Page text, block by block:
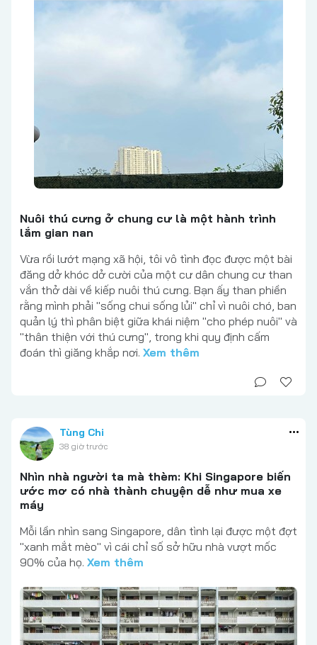
Nuôi thú cưng ở chung cư là một hành trình
lắm gian nan
Vừa rồi lướt mạng xã hội, tôi vô tình đọc được một bài
đăng dở khóc dở cười của một cư dân chung cư than
vắn thở dài về kiếp nuôi thú cưng. Bạn ấy than phiền
rằng mình phải "sống chui sống lủi" chỉ vì nuôi chó, ban
quản lý thì phân biệt giữa khái niệm "cho phép nuôi" và
"thân thiện với thú cưng", trong khi quy định cấm
đoán thì giăng khắp nơi. Xem thêm
Tùng Chi
38 giờ trước
Nhìn nhà người ta mà thèm: Khi Singapore biến
ước mơ có nhà thành chuyện dễ như mua xe
máy
Mỗi lần nhìn sang Singapore, dân tình lại được một đợt
"xanh mắt mèo" vì cái chỉ số sở hữu nhà vượt mốc
90% của họ. Xem thêm